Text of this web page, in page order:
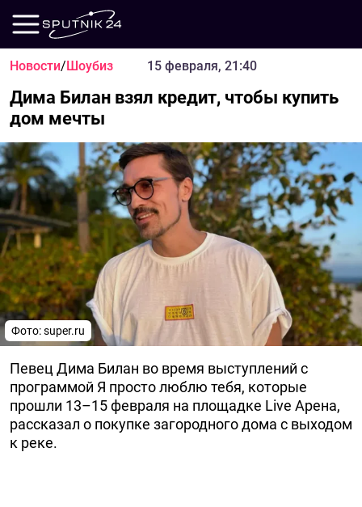
Новости/Шоубиз 15 февраля, 21:40
Дима Билан взял кредит, чтобы купить
дом мечты
Фото: super.ru
Певец Дима Билан во время выступлений с
программой Я просто люблю тебя, которые
прошли 13–15 февраля на площадке Live Арена,
рассказал о покупке загородного дома с выходом
к реке.